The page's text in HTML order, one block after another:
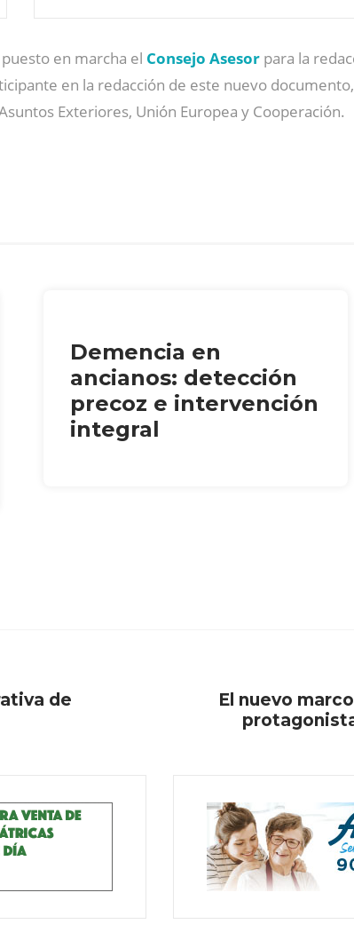
en marcha el Consejo Asesor para la
en la redacción de este nuevo
Exteriores, Unión Europea y Cooperación.
Demencia en
ancianos: detección
precoz e intervención
integral
de
El nuevo